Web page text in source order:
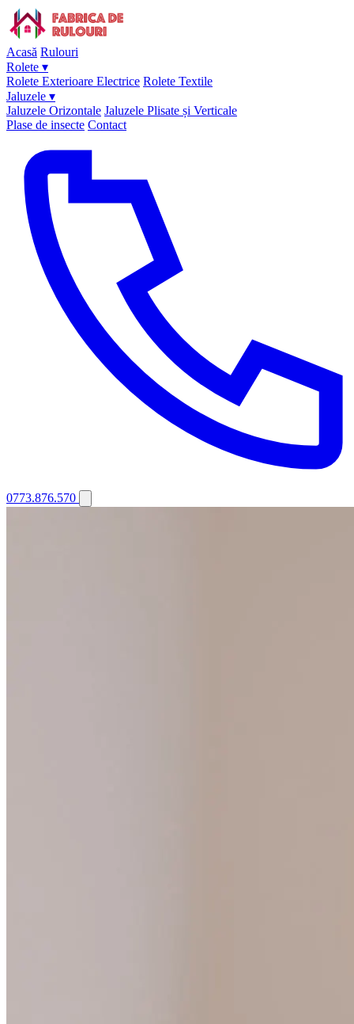
Acasă Rulouri
Rolete ▾
Rolete Exterioare Electrice Rolete Textile
Jaluzele ▾
Jaluzele Orizontale Jaluzele Plisate și Verticale
Plase de insecte Contact
0773.876.570